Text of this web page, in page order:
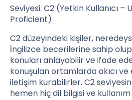
Seviyesi: C2 (Yetkin Kullanıcı –
Proficient)
C2 düzeyindeki kişiler,
İngilizce becerilerine sahip
konuları anlayabilir ve ifade
konuşulan ortamlarda akıcı
iletişim kurabilirler. C2
hemen hiç dil bilgisi ve